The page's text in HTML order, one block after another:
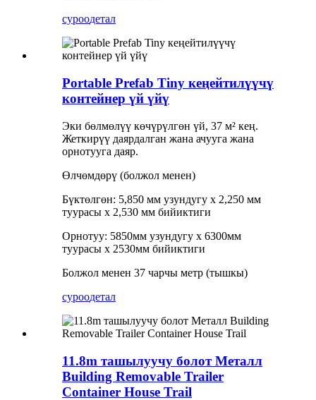
суроодетал
Portable Prefab Tiny кеңейтилүүчү
контейнер үй үйү
Эки бөлмөлүү көчүрүлгөн үй, 37 м² кең.
Жеткирүү даярдалган жана ачууга жана
орнотууга даяр.
Өлчөмдөрү (болжол менен)
Бүктөлгөн: 5,850 мм узундугу x 2,250 мм
туурасы x 2,530 мм бийиктиги
Орнотуу: 5850мм узундугу x 6300мм
туурасы x 2530мм бийиктиги
Болжол менен 37 чарчы метр (тышкы)
суроодетал
11.8m ташылуучу болот Металл
Building Removable Trailer
Container House Trail